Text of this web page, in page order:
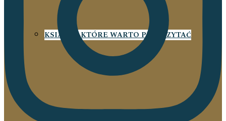
KSIĄŻKI, KTÓRE WARTO PRZECZYTAĆ